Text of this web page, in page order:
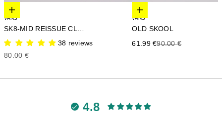
Elige opciones
VANS
SK8-MID REISSUE CLASSI
38 reviews
Precio de oferta
80.00 €
Elige opciones
VANS
OLD SKOOL
Precio de oferta
61.99 €Precio anterior
90.00 €
4.8